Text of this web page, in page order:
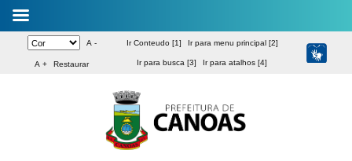
A -
A + Restaurar
Ir Conteudo [1] Ir para menu principal [2]
Ir para busca [3] Ir para atalhos [4]